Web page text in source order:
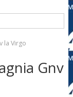
la Virgo
Gnv